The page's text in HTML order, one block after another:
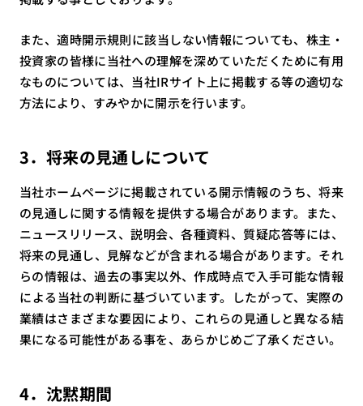
また、適時開示規則に該当しない情報についても、株主・
投資家の皆様に当社への理解を深めていただくために有用
なものについては、当社IRサイト上に掲載する等の適切な
方法により、すみやかに開示を行います。
3．将来の見通しについて
当社ホームページに掲載されている開示情報のうち、将来
の見通しに関する情報を提供する場合があります。また、
ニュースリリース、説明会、各種資料、質疑応答等には、
将来の見通し、見解などが含まれる場合があります。それ
らの情報は、過去の事実以外、作成時点で入手可能な情報
による当社の判断に基づいています。したがって、実際の
業績はさまざまな要因により、これらの見通しと異なる結
果になる可能性がある事を、あらかじめご了承ください。
4．沈黙期間